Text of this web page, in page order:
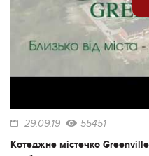
29.09.19 55451
Котеджне містечко